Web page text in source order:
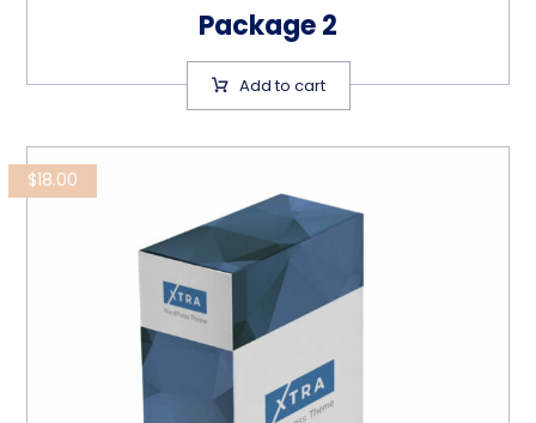
Package 2
Add to cart
$18.00